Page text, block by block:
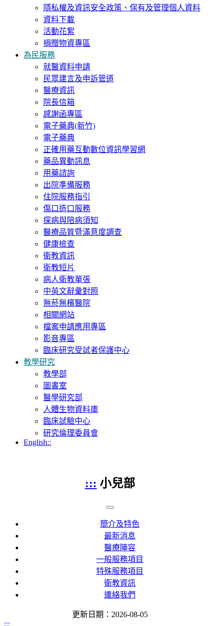
隱私權及資訊安全政策、保有及管理個人資料
資料下載
活動花絮
捐贈物資專區
為民服務
就醫資料申請
民眾建言及申訴管道
醫療資訊
院長信箱
感謝函專區
電子藥典(新竹)
電子藥典
正確用藥互動數位資訊學習網
藥品異動訊息
用藥諮詢
出院準備服務
住院服務指引
傷口造口服務
探病與陪病須知
醫療品質暨滿意度調查
健康檢查
衛教資訊
衛教短片
病人衛教單張
中英文辭彙對照
無菸無檳醫院
相關網站
檔案申請應用專區
影音專區
臨床研究受試者保護中心
教學研究
教學部
圖書室
醫學研究部
人體生物資料庫
臨床試驗中心
研究倫理委員會
English::
::: 小兒部
簡介及特色
最新消息
醫療陣容
一般服務項目
特殊服務項目
衛教資訊
連絡我們
更新日期：2026-08-05
:::